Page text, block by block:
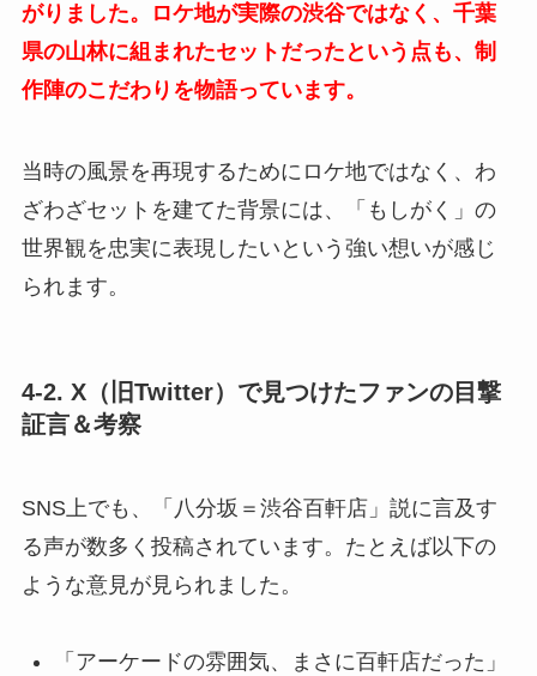
がりました。ロケ地が実際の渋谷ではなく、千葉
県の山林に組まれたセットだったという点も、制
作陣のこだわりを物語っています。
当時の風景を再現するためにロケ地ではなく、わ
ざわざセットを建てた背景には、「もしがく」の
世界観を忠実に表現したいという強い想いが感じ
られます。
4-2. X（旧Twitter）で見つけたファンの目撃
証言＆考察
SNS上でも、「八分坂＝渋谷百軒店」説に言及す
る声が数多く投稿されています。たとえば以下の
ような意見が見られました。
「アーケードの雰囲気、まさに百軒店だった」